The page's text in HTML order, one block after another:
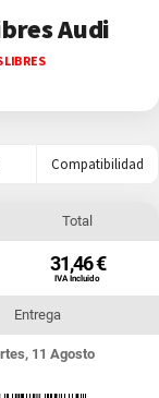
Audi
LIBRES
Compatibilidad
Total
31,46 €
IVA Incluido
Entrega
11 Agosto